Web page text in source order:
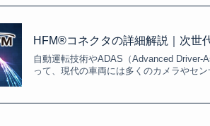
HFM®コネクタの詳細解説｜次世
自動運転技術やADAS（Advanced Driver-
って、現代の車両には多くのカメラやセ